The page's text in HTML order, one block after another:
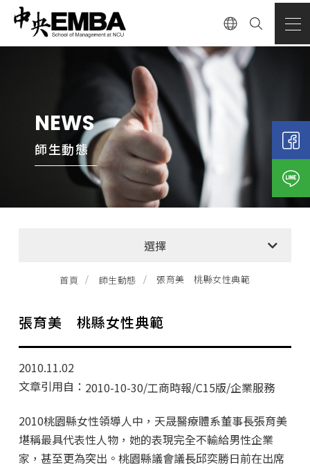
NEWS
師生動態
選擇
全部消息
EMBA招生公告
學分班招生公告
行政公告
師生動態
企業導師計畫
首頁 師生動態 張育美 桃縣女性典範
張育美 桃縣女性典範
2010.11.02
文章引用自： 2010-10-30/工商時報/C15版/企業服務
2010桃園縣女性領導人中，天晟醫療體系董事長張育美
堪稱最具代表性人物，她的表現完全不輸給男性企業
家，甚至更為突出。桃園縣議會議長邱奕勝日前在出席